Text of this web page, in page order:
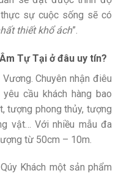
sự cuộc sống sẽ có
thiết khổ ách”.
Tự Tại ở đâu uy tín?
Chuyên nhận điêu
cầu khách hàng bao
tượng phong thủy, tượng
vật… Với nhiều mẫu đa
từ 50cm – 10m.
Khách một sản phẩm